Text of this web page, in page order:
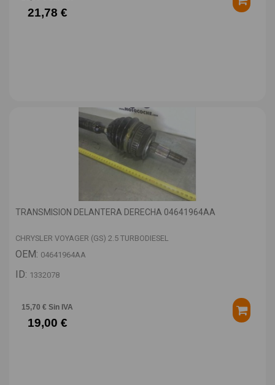
21,78 €
TRANSMISION DELANTERA DERECHA 04641964AA
CHRYSLER VOYAGER (GS) 2.5 TURBODIESEL
OEM: 04641964AA
ID: 1332078
15,70 € Sin IVA
19,00 €